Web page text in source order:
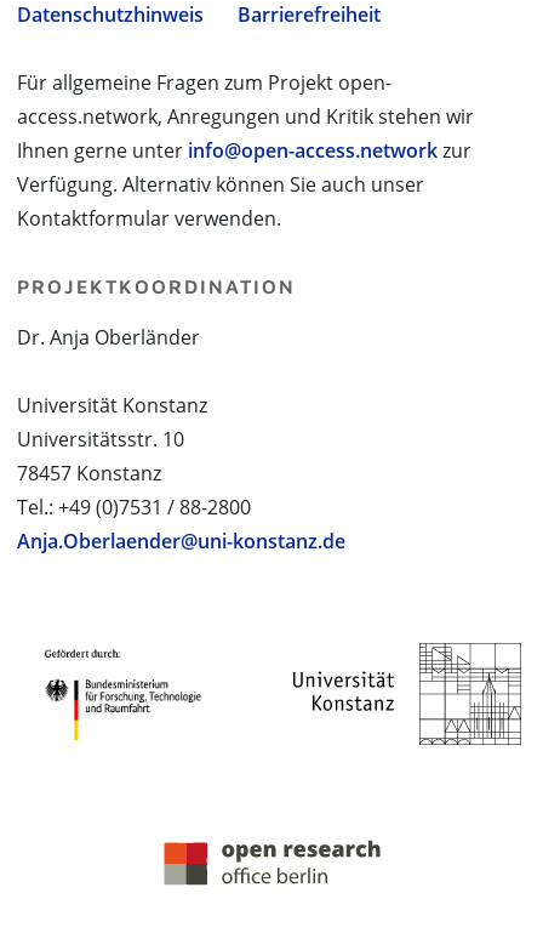
Datenschutzhinweis
Barrierefreiheit
Für allgemeine Fragen zum Projekt open-
access.network, Anregungen und Kritik stehen wir
Ihnen gerne unter info@open-access.networkzur
Verfügung. Alternativ können Sie auch unser
Kontaktformular verwenden.
PROJEKTKOORDINATION
Dr. Anja Oberländer
Universität Konstanz
Universitätsstr. 10
78457 Konstanz
Tel.: +49 (0)7531 / 88-2800
Anja.Oberlaender@uni-konstanz.de